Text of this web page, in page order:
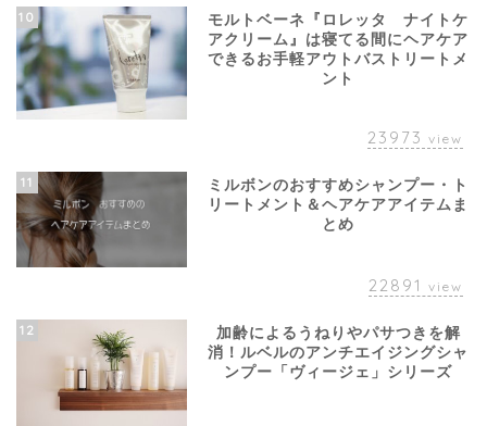
10
モルトベーネ『ロレッタ ナイトケ
アクリーム』は寝てる間にヘアケア
できるお手軽アウトバストリートメ
ント
23973 view
11
ミルボンのおすすめシャンプー・ト
リートメント＆ヘアケアアイテムま
とめ
22891 view
12
加齢によるうねりやパサつきを解
消！ルベルのアンチエイジングシャ
ンプー「ヴィージェ」シリーズ